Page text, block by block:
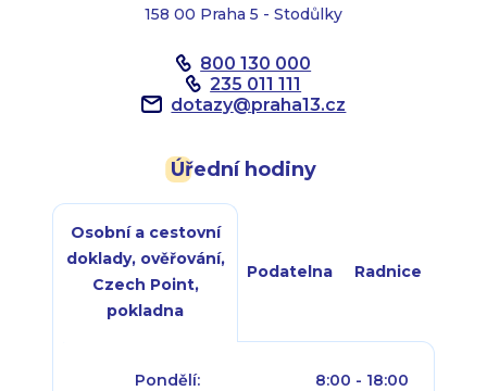
158 00 Praha 5 - Stodůlky
800 130 000
235 011 111
dotazy@praha13.cz
Úřední hodiny
Osobní a cestovní
doklady, ověřování,
Czech Point,
pokladna
Podatelna Radnice
Pondělí: 8:00 - 18:00